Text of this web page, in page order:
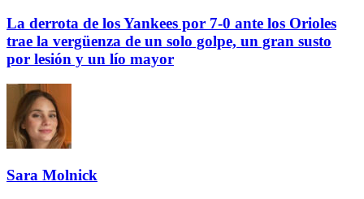
La derrota de los Yankees por 7-0 ante los Orioles
trae la vergüenza de un solo golpe, un gran susto
por lesión y un lío mayor
Sara Molnick